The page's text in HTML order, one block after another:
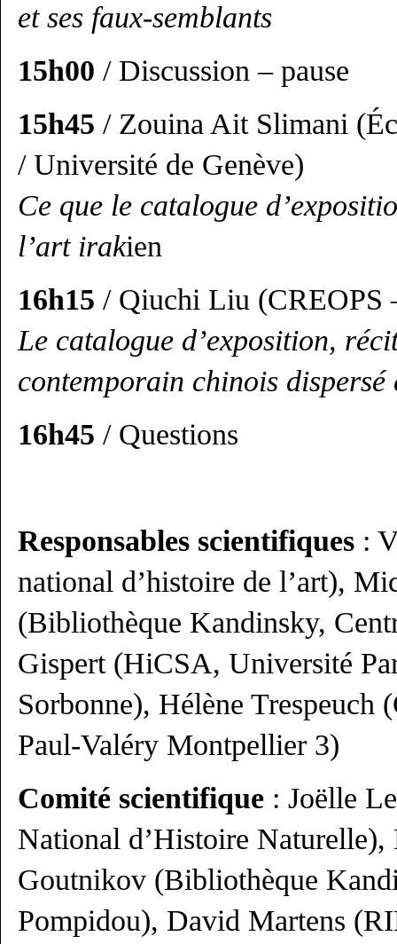
et ses faux-semblants
15h00 / Discussion – pause
15h45 / Zouina Ait Slimani
/ Université de Genève)
Ce que le catalogue
l’art irakien
16h15 / Qiuchi Liu (CREOPS
Le catalogue d’exposition,
contemporain chinois dispersé
16h45 / Questions
Responsables scientifiques :
national d’histoire de l’art),
(Bibliothèque Kandinsky,
Gispert (HiCSA, Université
Sorbonne), Hélène Trespeuch
Paul-Valéry Montpellier 3)
Comité scientifique : Joëlle
National d’Histoire
Goutnikov (Bibliothèque
Pompidou), David Martens